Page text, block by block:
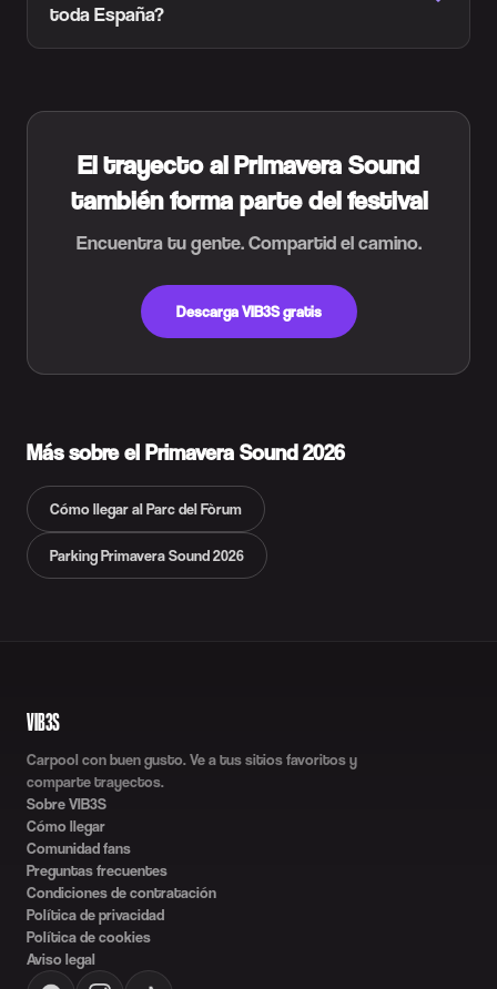
toda España?
El trayecto al Primavera Sound
también forma parte del festival
Encuentra tu gente. Compartid el camino.
Descarga VIB3S gratis
Más sobre el Primavera Sound 2026
Cómo llegar al Parc del Fòrum
Parking Primavera Sound 2026
VIB3S
Carpool con buen gusto. Ve a tus sitios favoritos y
comparte trayectos.
Sobre VIB3S
Cómo llegar
Comunidad fans
Preguntas frecuentes
Condiciones de contratación
Política de privacidad
Política de cookies
Aviso legal